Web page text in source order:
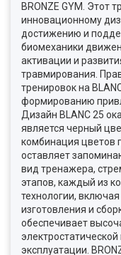
BRONZE GYM. Этот
инновационному
достижению и
биомеханики
активации и
травмирования.
тренировок на
формированию
Дизайн BLANC 25
является черный
комбинация цветов
оставляет
вид тренажера,
этапов, каждый из
технологии,
изготовления и
обеспечивает
эксплуатации.